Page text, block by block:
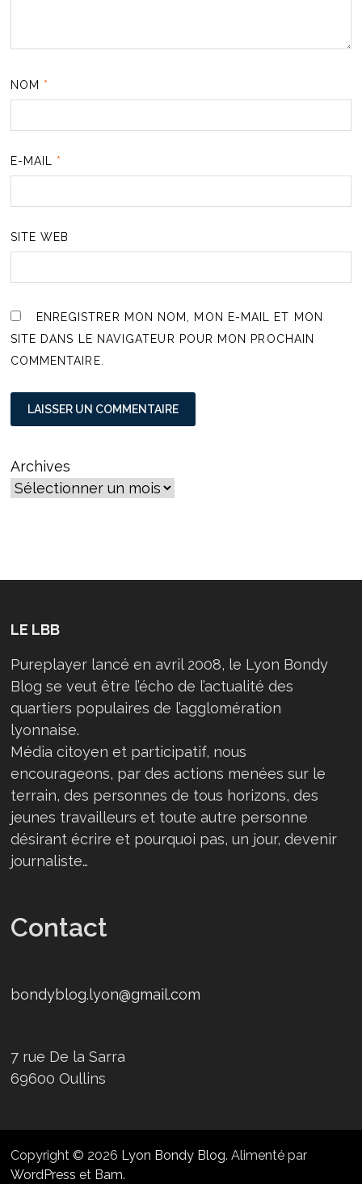
NOM *
E-MAIL *
SITE WEB
ENREGISTRER MON NOM, MON E-MAIL ET MON
SITE DANS LE NAVIGATEUR POUR MON PROCHAIN
COMMENTAIRE.
Archives
LE LBB
Pureplayer lancé en avril 2008, le Lyon Bondy
Blog se veut être l’écho de l’actualité des
quartiers populaires de l’agglomération
lyonnaise.
Média citoyen et participatif, nous
encourageons, par des actions menées sur le
terrain, des personnes de tous horizons, des
jeunes travailleurs et toute autre personne
désirant écrire et pourquoi pas, un jour, devenir
journaliste…
Contact
bondyblog.lyon@gmail.com
7 rue De la Sarra
69600 Oullins
Copyright © 2026 Lyon Bondy Blog. Alimenté par
WordPress et Bam.